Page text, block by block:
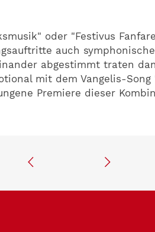
oder "Festivus
auch
abgestimmt traten
mit dem Vangelis-Song
Premiere dieser